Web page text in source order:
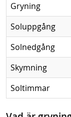
Gryning
Soluppgång
Solnedgång
Skymning
Soltimmar